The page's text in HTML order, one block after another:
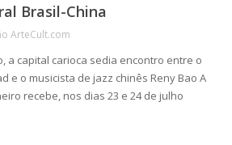
Brasil-China
ArteCult.com
a capital carioca sedia encontro entre o
e o musicista de jazz chinês Reny Bao A
recebe, nos dias 23 e 24 de julho